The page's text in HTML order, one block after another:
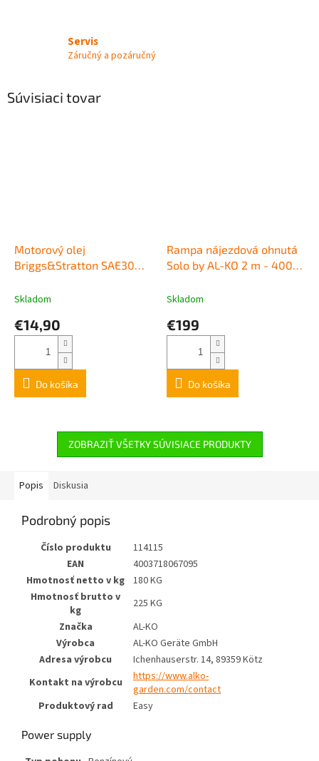
Servis
Záručný a pozáručný
Súvisiaci tovar
Motorový olej
Briggs&Stratton SAE30
Skladom
€14,90
Do košíka
Rampa nájezdová ohnutá
Solo by AL-KO 2 m - 400
Skladom
€199
Do košíka
ZOBRAZIŤ VŠETKY SÚVISIACE PRODUKTY
Popis Diskusia
Podrobný popis
Číslo produktu
114115
EAN
4003718067095
Hmotnosť netto v kg 180 KG
Hmotnosť brutto v
kg
225 KG
Značka
AL-KO
Výrobca
AL-KO Geräte GmbH
Adresa výrobcu
Ichenhauserstr. 14, 89359 Kötz
Kontakt na výrobcu
https://www.alko-
garden.com/contact
Produktový rad
Easy
Power supply